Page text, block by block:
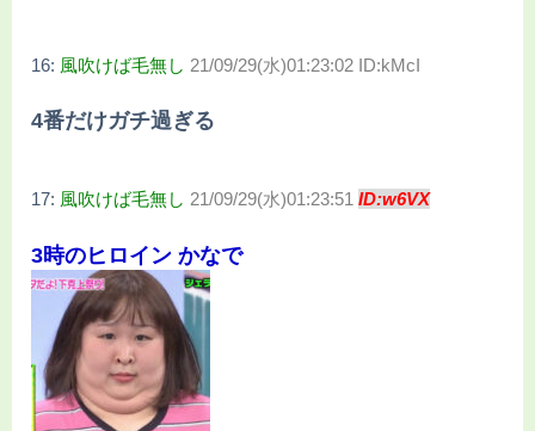
16: 風吹けば毛無し 21/09/29(水)01:23:02 ID:kMcI
4番だけガチ過ぎる
17: 風吹けば毛無し 21/09/29(水)01:23:51 ID:w6VX
3時のヒロイン かなで